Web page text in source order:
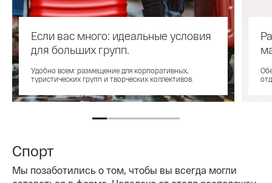
Если вас много: идеальные условия
для больших групп.
Удобно всем: размещение для корпоративных,
туристических групп и творческих коллективов.
Спорт
Мы позаботились о том, чтобы вы всегда могли